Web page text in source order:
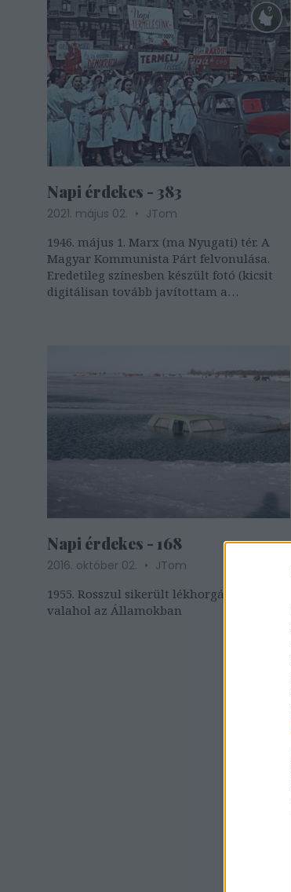
Napi érdekes - 383
2021. május 02.
JTom
1946. május 1. Marx (ma Nyugati) tér. A
Magyar Kommunista Párt felvonulása.
Eredetileg színesben készült fotó (kicsit
digitálisan tovább javítottam a
Napi érdekes - 168
2016. október 02.
JTom
1955. Rosszul sikerült lékhorgászat
valahol az Államokban